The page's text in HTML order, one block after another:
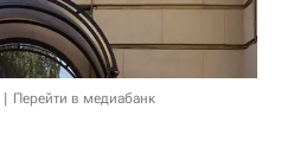
Перейти в медиабанк